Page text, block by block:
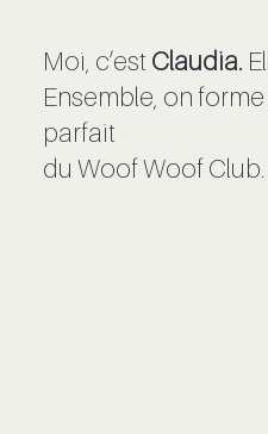
Moi, c’estClaudia.
Ensemble, on
parfait
du Woof Woof Club.